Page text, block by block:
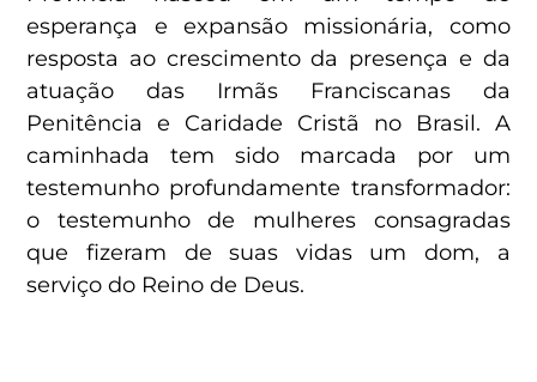
esperança e expansão missionária, como
resposta ao crescimento da presença e da
atuação das Irmãs Franciscanas da
Penitência e Caridade Cristã no Brasil. A
caminhada tem sido marcada por um
testemunho profundamente transformador:
o testemunho de mulheres consagradas
que fizeram de suas vidas um dom, a
serviço do Reino de Deus.